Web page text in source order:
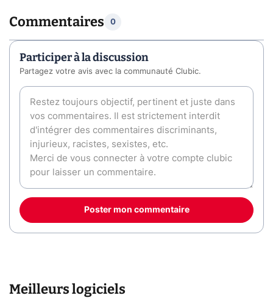
Commentaires 0
Participer à la discussion
Partagez votre avis avec la communauté Clubic.
Poster mon commentaire
Meilleurs logiciels